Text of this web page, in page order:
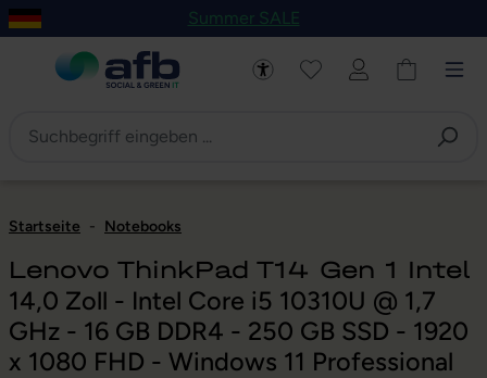
Hauptinhalt springen
Zur Navigation der B2B-Plattform springen
Summer SALE
Startseite - Notebooks
Lenovo ThinkPad T14 Gen 1 Intel
14,0 Zoll - Intel Core i5 10310U @ 1,7
GHz - 16 GB DDR4 - 250 GB SSD - 1920
x 1080 FHD - Windows 11 Professional